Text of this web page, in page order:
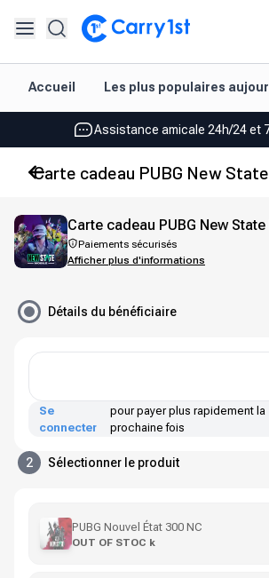
Accueil Les plus populaires
Les meilleures offres pour vos
Assistance amicale 24h/24 et
Noté 4,45 sur Google Play et
Les meilleures offres pour vos
Noté 4,45 sur Google Play et l'App
Carte cadeau PUBG New
Carte cadeau PUBG New
Paiements sécurisés
Afficher plus d'informations
Détails du bénéficiaire
Se
connecter
pour payer plus rapidement la
prochaine fois
2 Sélectionner le produit
PUBG Nouvel État 300 NC
OUT OF STOC k